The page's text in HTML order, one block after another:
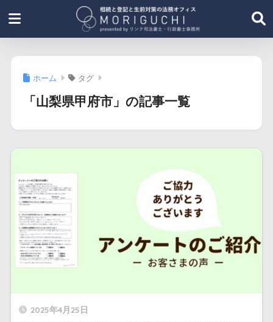
ホーム タグ
「山梨県甲府市」の記事一覧
2025年4月25日